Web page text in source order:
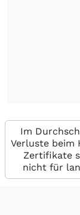
Im
Verluste beim
Zertifikate
nicht für